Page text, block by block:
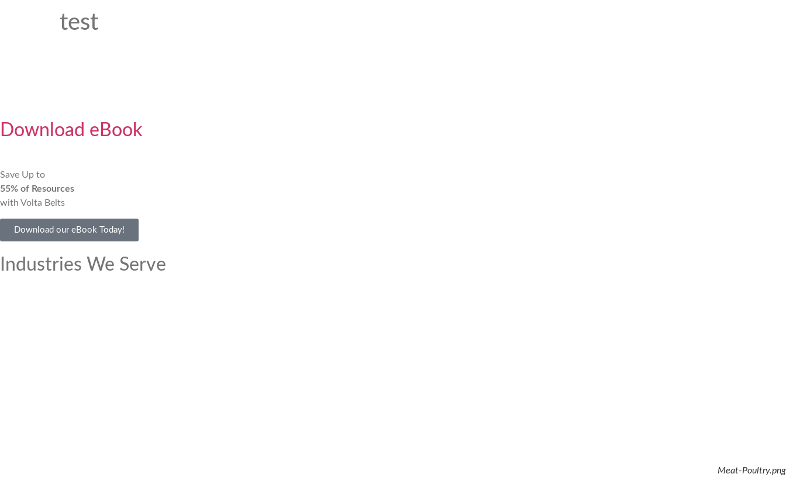
test
Download eBook
Save Up to
55% of Resources
with Volta Belts
Download our eBook Today!
Industries We Serve
Meat-Poultry.png